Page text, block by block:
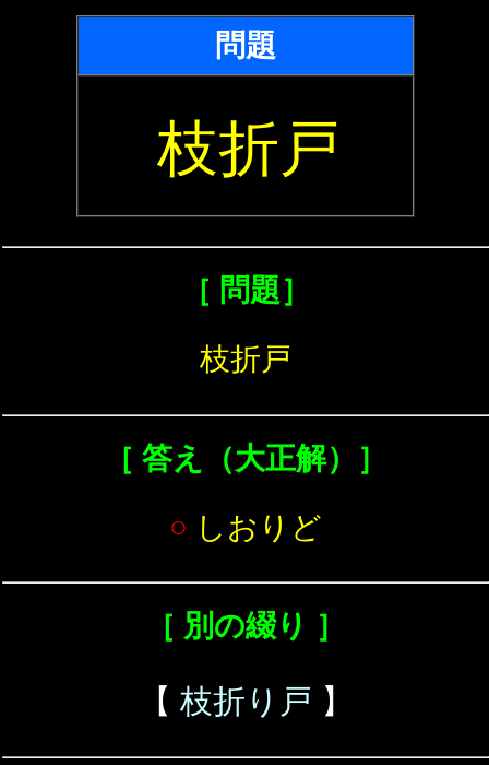
問題
枝折戸
［ 問題］
枝折戸
［ 答え（大正解）］
○ しおりど
［ 別の綴り ］
【 枝折り戸 】